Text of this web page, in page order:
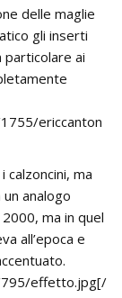
delle maglie
gli inserti
particolare ai
ericcanton
calzoncini, ma
analogo
ma in quel
all’epoca e
795/effetto.jpg[/